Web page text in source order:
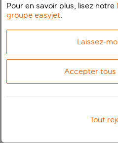
Pour en savoir plus, lisez notre
groupe easyjet.
Laissez-
Accepter tous
Tout